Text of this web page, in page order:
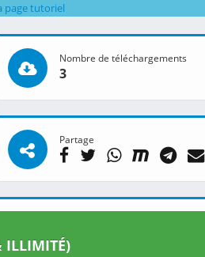
page tutoriel
Nombre de téléchargements
3
Partage